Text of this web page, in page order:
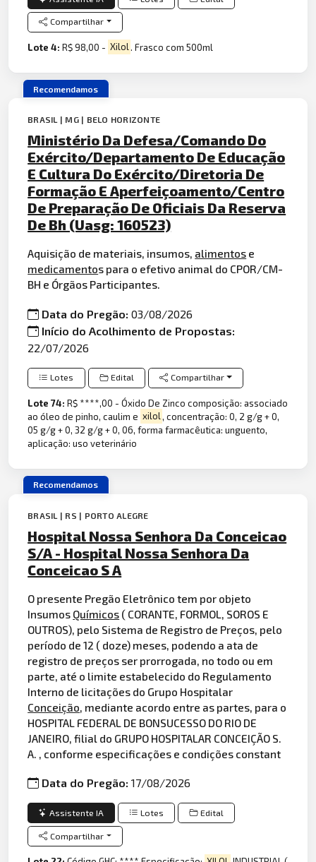
Compartilhar
Lote 4:R$ 98,00 - Xilol. Frasco com 500ml
Recomendamos
BRASIL | MG | BELO HORIZONTE
Ministério Da Defesa/Comando Do
Exército/Departamento De Educação
E Cultura Do Exército/Diretoria De
Formação E Aperfeiçoamento/Centro
De Preparação De Oficiais Da Reserva
De Bh (Uasg: 160523)
Aquisição de materiais, insumos, alimentos e
medicamentos para o efetivo animal do CPOR/CM-
BH e Órgãos Participantes.
Data do Pregão:03/08/2026
Início do Acolhimento de Propostas:
22/07/2026
Lotes Edital Compartilhar
Lote 74:R$ ****,00 - Óxido De Zinco composição: associado
ao óleo de pinho, caulim e xilol, concentração: 0, 2 g/g + 0,
05 g/g + 0, 32 g/g + 0, 06, forma farmacêutica: unguento,
aplicação: uso veterinário
Recomendamos
BRASIL | RS | PORTO ALEGRE
Hospital Nossa Senhora Da Conceicao
S/A - Hospital Nossa Senhora Da
Conceicao S A
O presente Pregão Eletrônico tem por objeto
Insumos Químicos ( CORANTE, FORMOL, SOROS E
OUTROS), pelo Sistema de Registro de Preços, pelo
período de 12 ( doze) meses, podendo a ata de
registro de preços ser prorrogada, no todo ou em
parte, até o limite estabelecido do Regulamento
Interno de licitações do Grupo Hospitalar
Conceição, mediante acordo entre as partes, para o
HOSPITAL FEDERAL DE BONSUCESSO DO RIO DE
JANEIRO, filial do GRUPO HOSPITALAR CONCEIÇÃO S.
A. , conforme especificações e condições constant
Data do Pregão:17/08/2026
Assistente IA Lotes Edital
Compartilhar